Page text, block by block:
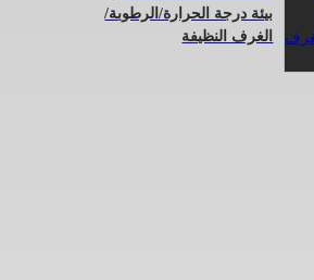
بيئة درجة الحرارة/الرطوبة/
الغرف النظيفة